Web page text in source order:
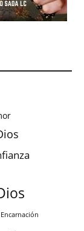
Encarnación